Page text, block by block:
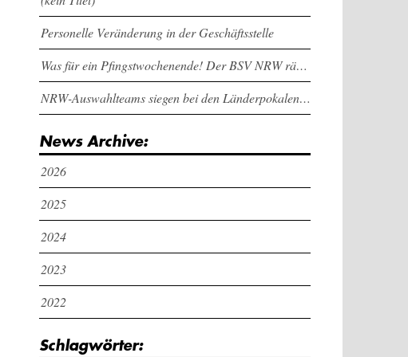
Personelle Veränderung in der Geschäftsstelle
Was für ein Pfingstwochenende! Der BSV NRW räumt bei den Länderpokalen ab
NRW-Auswahlteams siegen bei den Länderpokalen und dem Deutschlandcup an Pfingsten
News Archive:
2026
2025
2024
2023
2022
Schlagwörter: